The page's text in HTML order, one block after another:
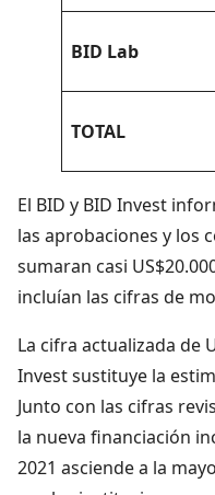
BID Lab
TOTAL
El BID y BID Invest
las aprobaciones y los
sumaran casi
incluían las cifras de
La cifra actualizada de
Invest sustituye la
Junto con las cifras
la nueva financiación
2021 asciende a la